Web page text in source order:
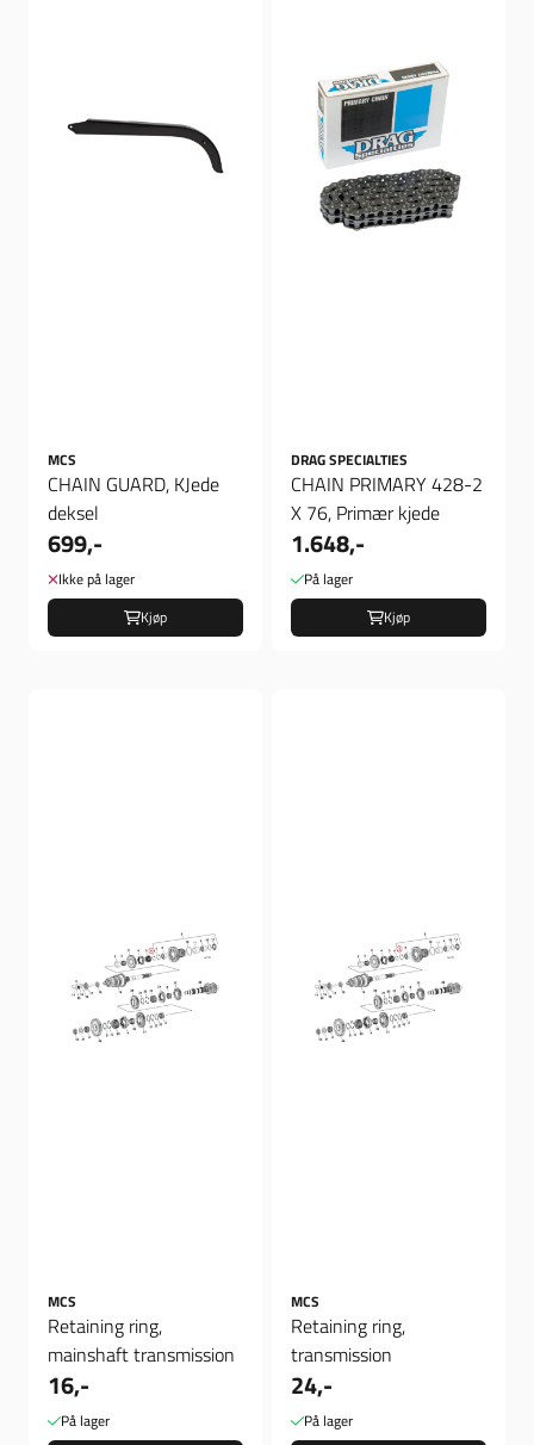
MCS
CHAIN GUARD, KJede
deksel
699,-
Ikke på lager
Kjøp
DRAG SPECIALTIES
CHAIN PRIMARY 428-2
X 76, Primær kjede
1.648,-
På lager
Kjøp
MCS
Retaining ring,
mainshaft transmission
16,-
På lager
MCS
Retaining ring,
transmission
24,-
På lager